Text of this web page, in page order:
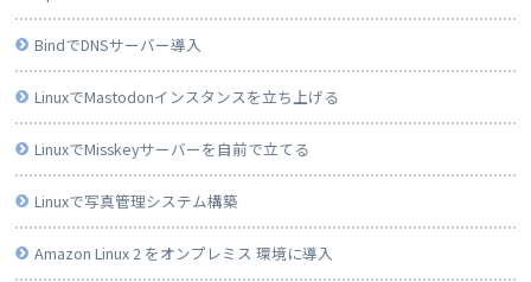
BindでDNSサーバー導入
LinuxでMastodonインスタンスを立ち上げる
LinuxでMisskeyサーバーを自前で立てる
Linuxで写真管理システム構築
Amazon Linux 2 をオンプレミス 環境に導入